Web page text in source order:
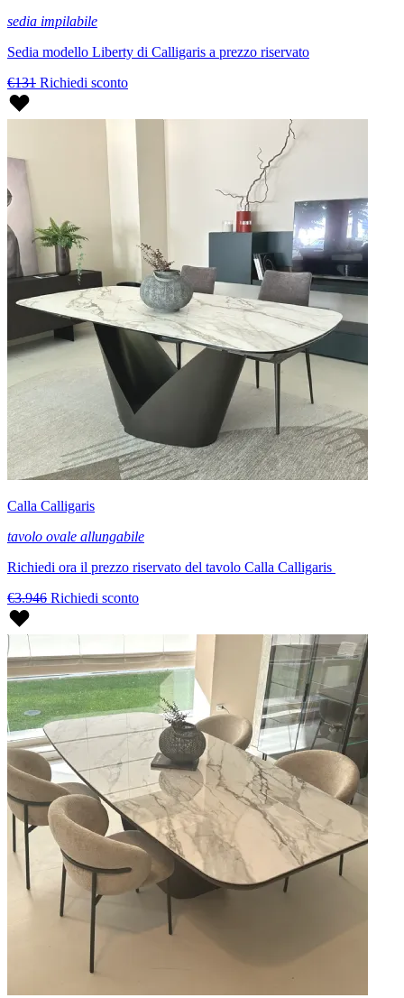
sedia impilabile
Sedia modello Liberty di Calligaris a prezzo riservato
€131 Richiedi sconto
Calla Calligaris
tavolo ovale allungabile
Richiedi ora il prezzo riservato del tavolo Calla Calligaris
€3.946 Richiedi sconto